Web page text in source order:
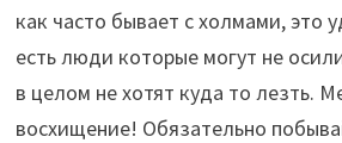
как часто бывает с холмами, это
есть люди которые могут не
в целом не хотят куда то лезть.
восхищение! Обязательно